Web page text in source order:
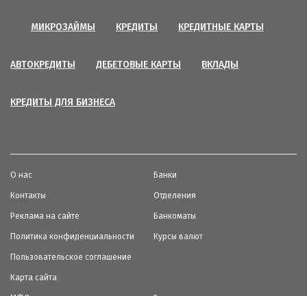
МИКРОЗАЙМЫ КРЕДИТЫ КРЕДИТНЫЕ КАРТЫ
АВТОКРЕДИТЫ ДЕБЕТОВЫЕ КАРТЫ ВКЛАДЫ
КРЕДИТЫ ДЛЯ БИЗНЕСА
О нас
Контакты
Реклама на сайте
Политика конфиденциальности
Пользовательское соглашение
Карта сайта
Банки
Отделения
Банкоматы
Курсы валют